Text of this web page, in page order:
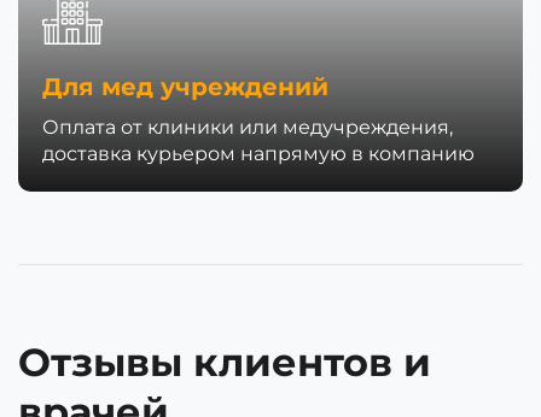
Для мед учреждений
Оплата от клиники или медучреждения,
доставка курьером напрямую в компанию
Отзывы клиентов и